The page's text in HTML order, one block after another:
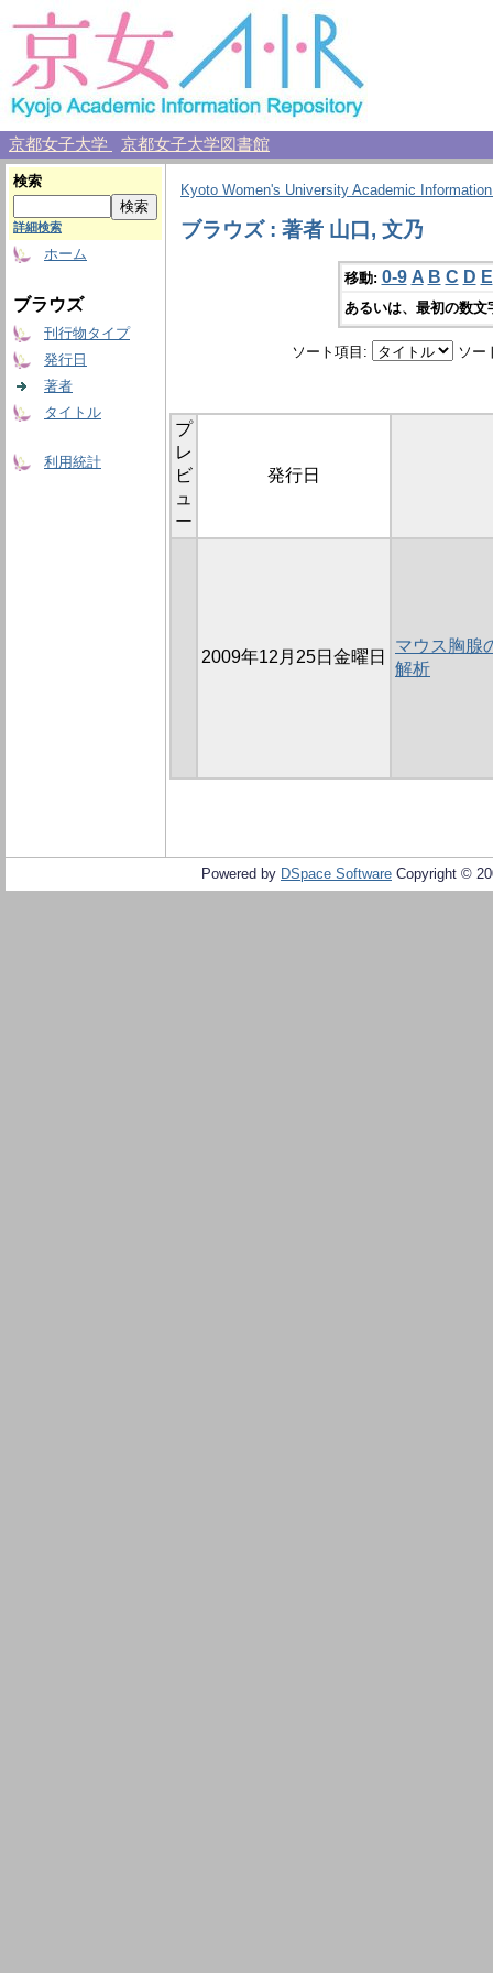
京都女子大学 京都女子大学図書館
検索
詳細検索
ホーム
ブラウズ
刊行物タイプ
発行日
著者
タイトル
利用統計
Kyoto Women's University Academic
ブラウズ : 著者 山口, 文乃
移動: 0-9 A B C D E
あるいは、最初の数
ソート項目: ソー
プ
レ
ビ
ュ
ー
発行日
2009年12月25日金曜日
マウス胸腺
解析
Powered by DSpace Software Copyright ©